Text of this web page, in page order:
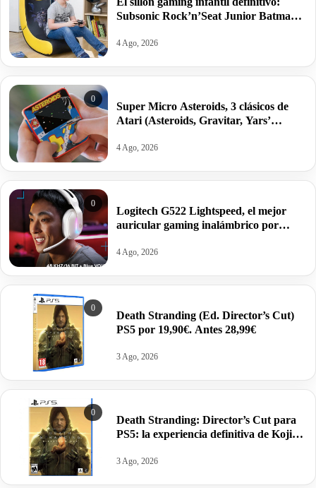
Subsonic Rock’n’Seat Junior Batman
Harry Potter por 39,99€.
4 Ago, 2026
0
Super Micro Asteroids, 3 clásicos de
Atari (Asteroids, Gravitar, Yars’
16,90€ antes 24,99€.
4 Ago, 2026
0
Logitech G522 Lightspeed, el mejor
auricular gaming inalámbrico por
4 Ago, 2026
0
Death Stranding (Ed. Director’s Cut)
PS5 por 19,90€. Antes 28,99€
3 Ago, 2026
0
Death Stranding: Director’s Cut para
PS5: la experiencia definitiva de Kojima
3 Ago, 2026